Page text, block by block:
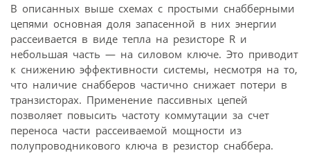
В описанных выше схемах с простыми снабберными
цепями основная доля запасенной в них энергии
рассеивается в виде тепла на резисторе R и
небольшая часть — на силовом ключе. Это приводит
к снижению эффективности системы, несмотря на то,
что наличие снабберов частично снижает потери в
транзисторах. Применение пассивных цепей
позволяет повысить частоту коммутации за счет
переноса части рассеиваемой мощности из
полупровод­никового ключа в резистор снаббера.